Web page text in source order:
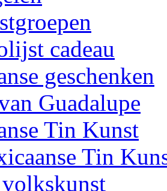
cadeau
geschenken
Guadalupe
Tin Kunst
Tin